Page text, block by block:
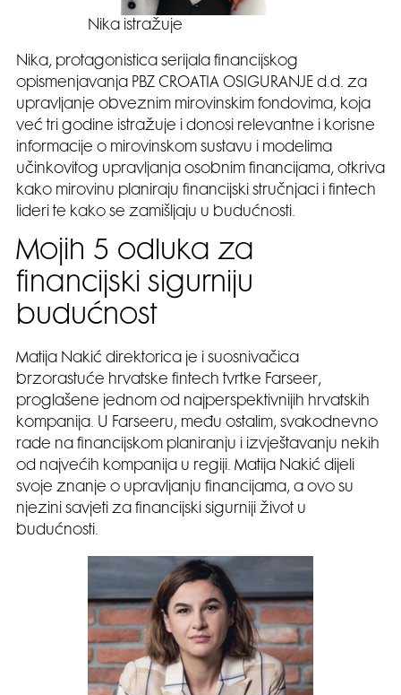
Nika istražuje
Nika, protagonistica serijala financijskog
opismenjavanja PBZ CROATIA OSIGURANJE d.d. za
upravljanje obveznim mirovinskim fondovima, koja
već tri godine istražuje i donosi relevantne i korisne
informacije o mirovinskom sustavu i modelima
učinkovitog upravljanja osobnim financijama, otkriva
kako mirovinu planiraju financijski stručnjaci i fintech
lideri te kako se zamišljaju u budućnosti.
Mojih 5 odluka za
financijski sigurniju
budućnost
Matija Nakić direktorica je i suosnivačica
brzorastuće hrvatske fintech tvrtke Farseer,
proglašene jednom od najperspektivnijih hrvatskih
kompanija. U Farseeru, među ostalim, svakodnevno
rade na financijskom planiranju i izvještavanju nekih
od najvećih kompanija u regiji. Matija Nakić dijeli
svoje znanje o upravljanju financijama, a ovo su
njezini savjeti za financijski sigurniji život u
budućnosti.